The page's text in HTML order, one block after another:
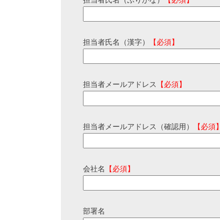
担当者氏名（漢字） 【必須】
担当者メールアドレス 【必須】
担当者メールアドレス（確認用） 【必須
会社名 【必須】
部署名